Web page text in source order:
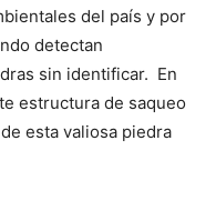
del país y por
detectan
sin identificar. En
estructura de saqueo
esta valiosa piedra